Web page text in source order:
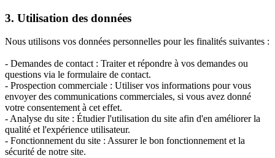
3. Utilisation des données
Nous utilisons vos données personnelles pour les finalités suivantes :
- Demandes de contact : Traiter et répondre à vos demandes ou
questions via le formulaire de contact.
- Prospection commerciale : Utiliser vos informations pour vous
envoyer des communications commerciales, si vous avez donné
votre consentement à cet effet.
- Analyse du site : Étudier l'utilisation du site afin d'en améliorer la
qualité et l'expérience utilisateur.
- Fonctionnement du site : Assurer le bon fonctionnement et la
sécurité de notre site.